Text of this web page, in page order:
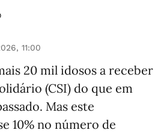
11:00
20 mil idosos a receber
(CSI) do que em
Mas este
10% no número de